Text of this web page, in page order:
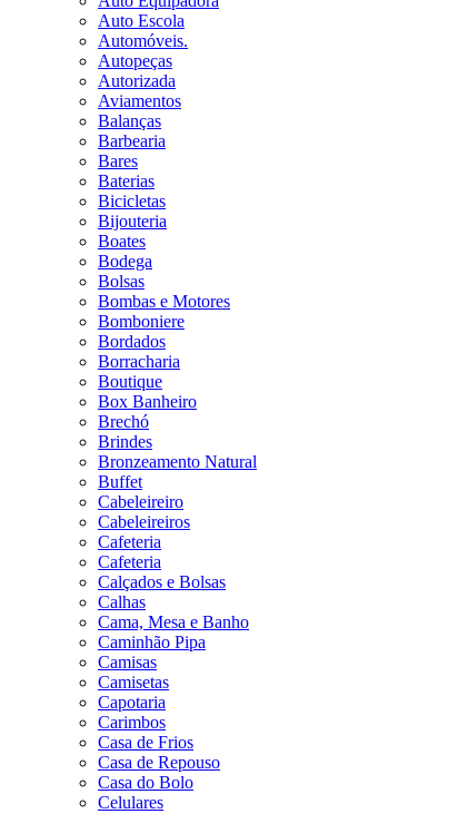
Auto Escola
Automóveis.
Autopeças
Autorizada
Aviamentos
Balanças
Barbearia
Bares
Baterias
Bicicletas
Bijouteria
Boates
Bodega
Bolsas
Bombas e Motores
Bomboniere
Bordados
Borracharia
Boutique
Box Banheiro
Brechó
Brindes
Bronzeamento Natural
Buffet
Cabeleireiro
Cabeleireiros
Cafeteria
Cafeteria
Calçados e Bolsas
Calhas
Cama, Mesa e Banho
Caminhão Pipa
Camisas
Camisetas
Capotaria
Carimbos
Casa de Frios
Casa de Repouso
Casa do Bolo
Celulares